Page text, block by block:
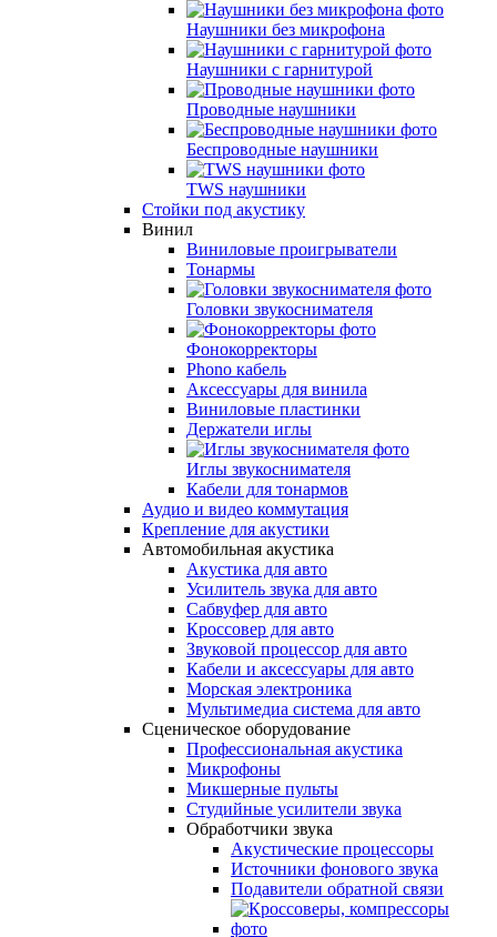
Наушники без микрофона
Наушники с гарнитурой
Проводные наушники
Беспроводные наушники
TWS наушники
Стойки под акустику
Винил
Виниловые проигрыватели
Тонармы
Головки звукоснимателя
Фонокорректоры
Phono кабель
Аксессуары для винила
Виниловые пластинки
Держатели иглы
Иглы звукоснимателя
Кабели для тонармов
Аудио и видео коммутация
Крепление для акустики
Автомобильная акустика
Акустика для авто
Усилитель звука для авто
Сабвуфер для авто
Кроссовер для авто
Звуковой процессор для авто
Кабели и аксессуары для авто
Морская электроника
Мультимедиа система для авто
Сценическое оборудование
Профессиональная акустика
Микрофоны
Микшерные пульты
Студийные усилители звука
Обработчики звука
Акустические процессоры
Источники фонового звука
Подавители обратной связи